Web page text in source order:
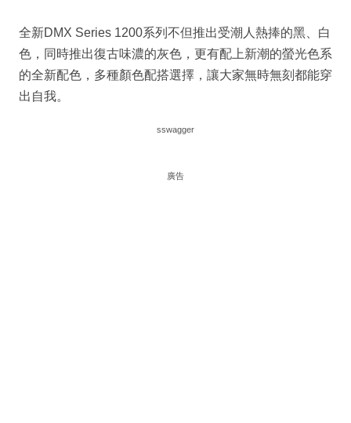
全新DMX Series 1200系列不但推出受潮人熱捧的黑、白
色，同時推出復古味濃的灰色，更有配上新潮的螢光色系
的全新配色，多種顏色配搭選擇，讓大家無時無刻都能穿
出自我。
sswagger
廣告